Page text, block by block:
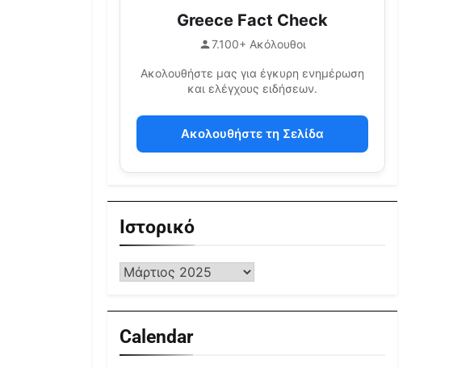
Greece Fact Check
7.100+ Ακόλουθοι
Ακολουθήστε μας για έγκυρη ενημέρωση
και ελέγχους ειδήσεων.
Ακολουθήστε τη Σελίδα
Ιστορικό
Calendar